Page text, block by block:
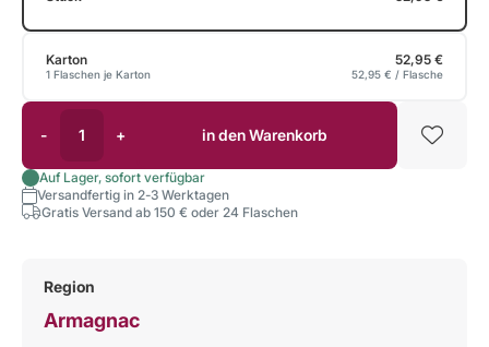
Karton 52,95 €
1 Flaschen je Karton 52,95 € / Flasche
- + in den Warenkorb
Auf Lager, sofort verfügbar
Versandfertig in 2-3 Werktagen
Gratis Versand ab 150 € oder 24 Flaschen
Region
Armagnac